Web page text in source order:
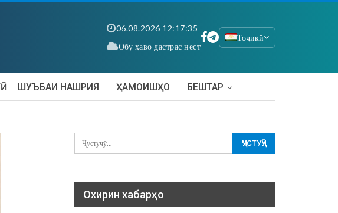
06.08.2026 12:17:36
Обу ҳаво дастрас нест
Тоҷикӣ
ШУЪБАИ НАШРИЯ ҲАМОИШҲО БЕШТАР
Охирин хабарҳо